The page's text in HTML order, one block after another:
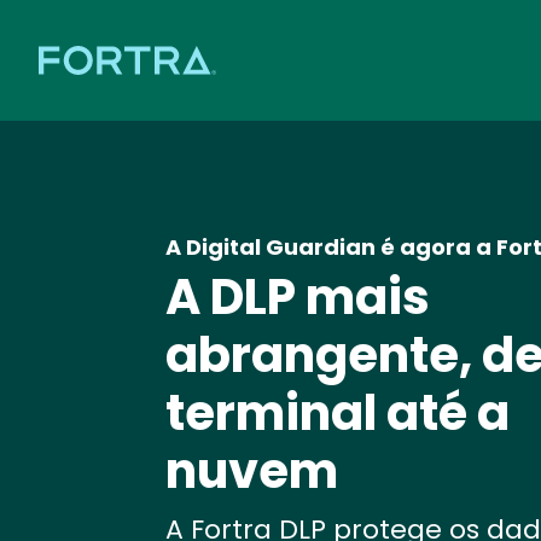
A Digital Guardian é agora a
A DLP mais
abrangente,
terminal até a
nuvem
A Fortra DLP protege os